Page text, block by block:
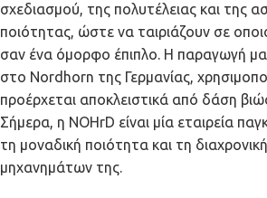
σχεδιασμού, της πολυτέλειας και της
ποιότητας, ώστε να ταιριάζουν σε
σαν ένα όμορφο έπιπλο. Η παραγωγή
στο Nordhorn της Γερμανίας,
προέρχεται αποκλειστικά από δάση
Σήμερα, η NOHrD είναι μία εταιρεία
τη μοναδική ποιότητα και τη
μηχανημάτων της.